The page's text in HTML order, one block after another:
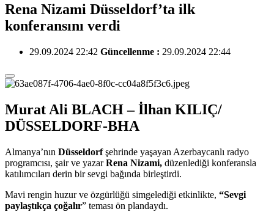
Rena Nizami Düsseldorf’ta ilk
konferansını verdi
29.09.2024 22:42 Güncellenme : 29.09.2024 22:44
Murat Ali BLACH – İlhan KILIÇ/
DÜSSELDORF-BHA
Almanya’nın Düsseldorfşehrinde yaşayan Azerbaycanlı radyo
programcısı, şair ve yazarRena Nizami, düzenlediği konferansla
katılımcıları derin bir sevgi bağında birleştirdi.
Mavi rengin huzur ve özgürlüğü simgelediği etkinlikte, “Sevgi
paylaştıkça çoğalır” teması ön plandaydı.